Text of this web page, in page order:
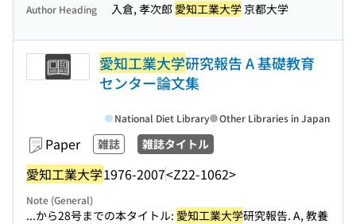
Author Heading 入倉, 孝次郎 愛知工業大学 京都大学
愛知工業大学研究報告 A 基礎教育
センター論文集
Paper 雑誌 雑誌タイトル
愛知工業大学1976-2007<Z22-1062>
National Diet Library Other Libraries in Japan
Note (General)
...から28号までの本タイトル: 愛知工業大学研究報告. A, 教養